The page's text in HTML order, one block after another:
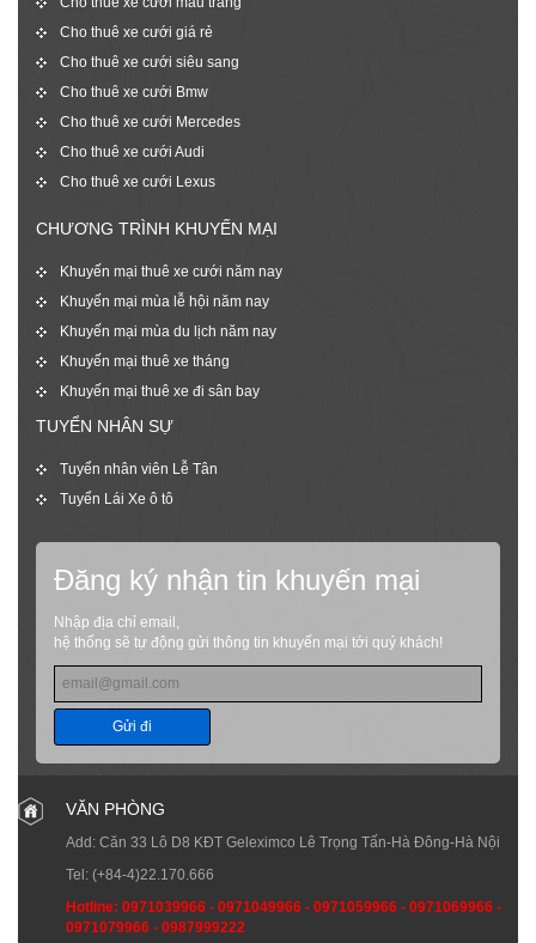
Cho thuê xe cưới giá rẻ
Cho thuê xe cưới siêu sang
Cho thuê xe cưới Bmw
Cho thuê xe cưới Mercedes
Cho thuê xe cưới Audi
Cho thuê xe cưới Lexus
CHƯƠNG TRÌNH KHUYẾN MẠI
Khuyến mại thuê xe cưới năm nay
Khuyến mại mùa lễ hội năm nay
Khuyến mại mùa du lịch năm nay
Khuyến mại thuê xe tháng
Khuyến mại thuê xe đi sân bay
TUYỂN NHÂN SỰ
Tuyển nhân viên Lễ Tân
Tuyển Lái Xe ô tô
Đăng ký nhận tin khuyến mại
Nhập địa chỉ email,
hệ thống sẽ tự động gửi thông tin khuyến mại tới quý khách!
Gửi đi
VĂN PHÒNG
Add: Căn 33 Lô D8 KĐT Geleximco Lê Trọng Tấn-Hà Đông-Hà Nội
Tel: (+84-4)22.170.666
Hotline: 0971039966 - 0971049966 - 0971059966 - 0971069966 -
0971079966 - 0987999222